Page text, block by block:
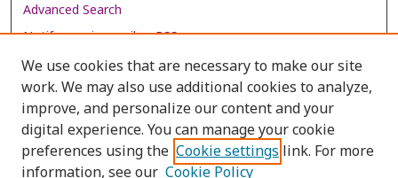
Advanced Search
Notify me via email orRSS
Browse
Collections
Disciplines
Authors
We use cookies that are necessary to make our site
work. We may also use additional cookies to analyze,
improve, and personalize our content and your
digital experience. You can manage your cookie
preferences using the Cookie settings link. For more
information, see our Cookie Policy